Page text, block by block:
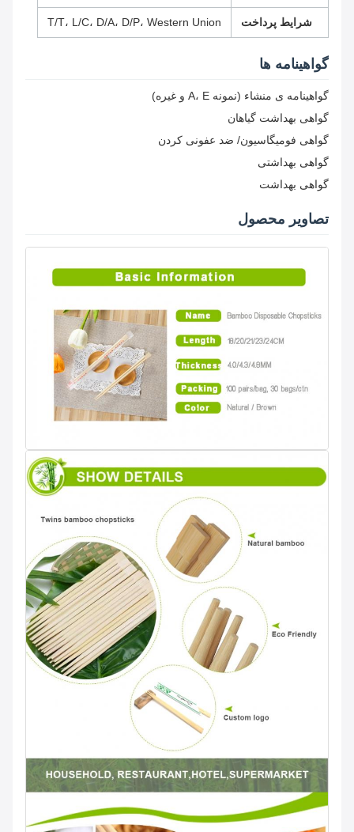
شرایط پرداخت T/T، L/C، D/A، D/P، Western Union
گواهینامه ها
گواهینامه ی منشاء (نمونه A، E و غیره)
گواهی بهداشت گیاهان
گواهی فومیگاسیون/ ضد عفونی کردن
گواهی بهداشتی
گواهی بهداشت
تصاویر محصول